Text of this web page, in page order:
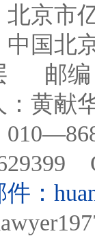
北京市
中国北
邮编
：黄献
：